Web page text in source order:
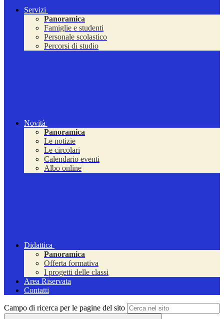
Servizi
Panoramica
Famiglie e studenti
Personale scolastico
Percorsi di studio
Novità
Panoramica
Le notizie
Le circolari
Calendario eventi
Albo online
Didattica
Panoramica
Offerta formativa
I progetti delle classi
Area Riservata
Contatti
Campo di ricerca per le pagine del sito